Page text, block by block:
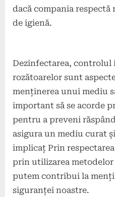
dacă compania
de igienă.
Dezinfectarea,
rozătoarelor sunt
menținerea unui mediu
important să se acorde
pentru a preveni
asigura un mediu curat
implicaț Prin
prin utilizarea
putem contribui la
siguranței noastre.